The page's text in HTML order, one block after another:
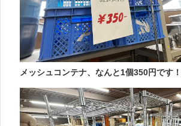
メッシュコンテナ、なんと1個350円です！